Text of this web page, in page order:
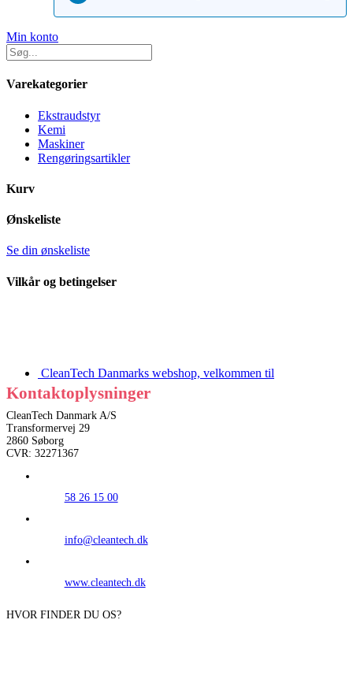
Min konto
Varekategorier
Ekstraudstyr
Kemi
Maskiner
Rengøringsartikler
Kurv
Ønskeliste
Se din ønskeliste
Vilkår og betingelser
CleanTech Danmarks webshop, velkommen til
Kontaktoplysninger
CleanTech Danmark A/S
Transformervej 29
2860 Søborg
CVR: 32271367
58 26 15 00
info@cleantech.dk
www.cleantech.dk
HVOR FINDER DU OS?